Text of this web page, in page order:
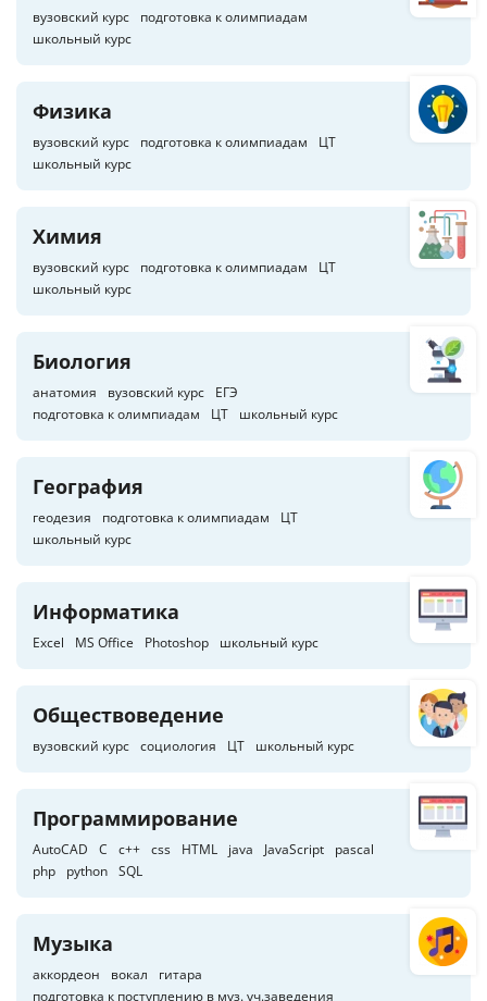
вузовский курс
подготовка к олимпиадам
школьный курс
Физика
вузовский курс подготовка к олимпиадам
ЦТ
школьный курс
Химия
вузовский курс подготовка к олимпиадам
ЦТ
школьный курс
Биология
анатомия вузовский курс
ЕГЭ
подготовка к олимпиадам
ЦТ школьный курс
География
геодезия подготовка к олимпиадам
ЦТ
школьный курс
Информатика
Excel MS Office Photoshop школьный курс
Обществоведение
вузовский курс социология ЦТ школьный курс
Программирование
AutoCAD C c++ css HTML java JavaScript
pascal
php
python SQL
Музыка
аккордеон вокал
гитара
подготовка к поступлению в муз. уч.заведения